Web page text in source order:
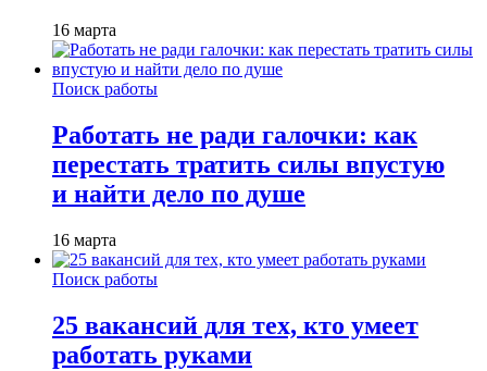
16 марта
Поиск работы
Работать не ради галочки: как
перестать тратить силы впустую
и найти дело по душе
16 марта
Поиск работы
25 вакансий для тех, кто умеет
работать руками